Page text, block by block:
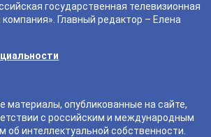
государственная телевизионная
Главный редактор – Елена
материалы, опубликованные на сайте,
с российским и международным
об интеллектуальной собственности.